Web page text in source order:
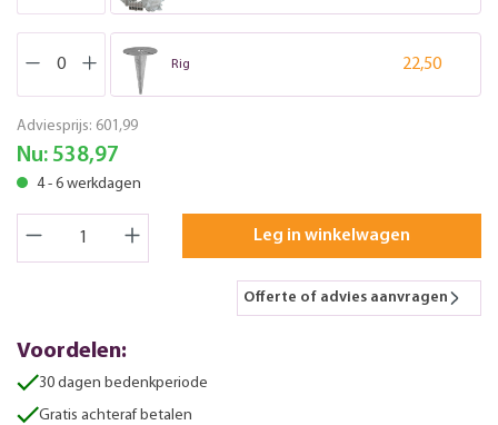
Rig 22,50
Adviesprijs: 601,99
Nu: 538,97
4 - 6 werkdagen
Leg in winkelwagen
Offerte of advies aanvragen
Voordelen:
30 dagen bedenkperiode
Gratis achteraf betalen